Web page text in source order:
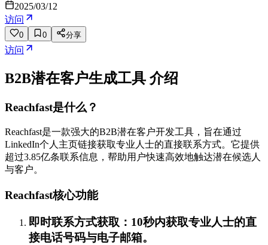
2025/03/12
访问
0 0 分享
访问
B2B潜在客户生成工具 介绍
Reachfast是什么？
Reachfast是一款强大的B2B潜在客户开发工具，旨在通过
LinkedIn个人主页链接获取专业人士的直接联系方式。它提供
超过3.85亿条联系信息，帮助用户快速高效地触达潜在候选人
与客户。
Reachfast核心功能
即时联系方式获取：10秒内获取专业人士的直
接电话号码与电子邮箱。